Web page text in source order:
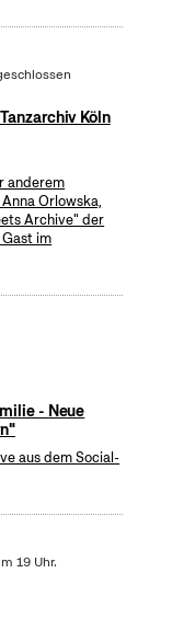
Köln
anderem
Orlowska,
Archive" der
im
- Neue
aus dem Social-
19 Uhr.